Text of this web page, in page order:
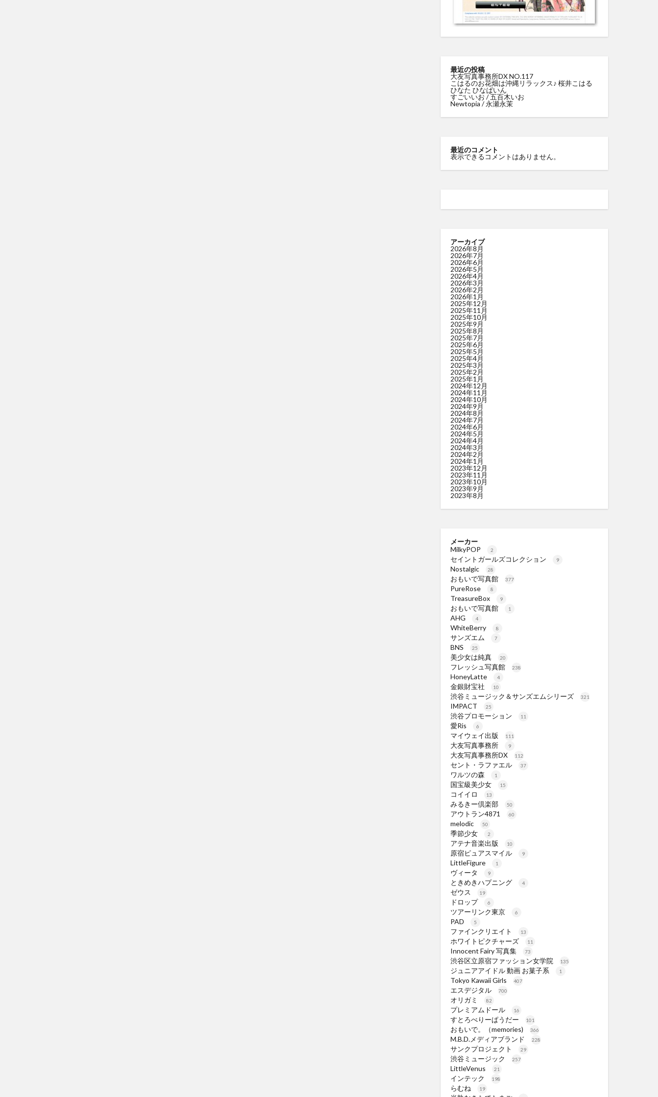
最近の投稿
大友写真事務所DX NO.117
こはるのお花畑は沖縄リラックス♪ 桜井こはる
ひなた ひなぱいん
すごいいお / 五百木いお
Newtopia / 永瀬永茉
最近のコメント
表示できるコメントはありません。
アーカイブ
2026年8月
2026年7月
2026年6月
2026年5月
2026年4月
2026年3月
2026年2月
2026年1月
2025年12月
2025年11月
2025年10月
2025年9月
2025年8月
2025年7月
2025年6月
2025年5月
2025年4月
2025年3月
2025年2月
2025年1月
2024年12月
2024年11月
2024年10月
2024年9月
2024年8月
2024年7月
2024年6月
2024年5月
2024年4月
2024年3月
2024年2月
2024年1月
2023年12月
2023年11月
2023年10月
2023年9月
2023年8月
メーカー
MilkyPOP
2
セイントガールズコレクション 9
Nostalgic 28
おもいで写真館 377
PureRose 8
TreasureBox 9
おもいで写真館 1
AHG 4
WhiteBerry 8
サンズエム 7
BNS 25
美少女は純真 20
フレッシュ写真館 238
HoneyLatte 4
金銀財宝社 10
渋谷ミュージック＆サンズエムシリーズ 321
IMPACT 25
渋谷プロモーション 11
愛Ris 6
マイウェイ出版 111
大友写真事務所 9
大友写真事務所DX 112
セント・ラファエル 37
ワルツの森 1
国宝級美少女 15
コイイロ 13
みるきー倶楽部 50
アウトラン4871 60
melodic 50
季節少女 2
アテナ音楽出版 10
原宿ピュアスマイル 9
LittleFigure 1
ヴィータ 9
ときめきハプニング 4
ゼウス 19
ドロップ 6
ツアーリンク東京 6
PAD 5
ファインクリエイト 13
ホワイトピクチャーズ 11
Innocent Fairy 写真集 73
渋谷区立原宿ファッション女学院 135
ジュニアアイドル 動画 お菓子系 1
Tokyo Kawaii Girls 407
エスデジタル 700
オリガミ 82
プレミアムドール 16
すとろべりーぱうだー 101
おもいで。（memories) 366
M.B.D.メディアブランド 228
サンクプロジェクト 29
渋谷ミュージック 257
LittleVenus 21
インテック 198
らむね 19